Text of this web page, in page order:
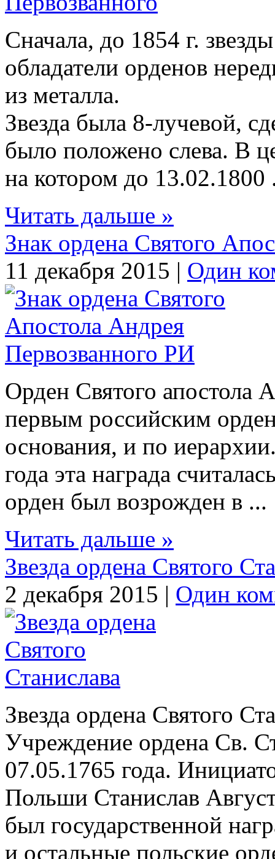
Сначала, до 1854 г.
обладатели орденов
из металла.
Звезда была 8-лучевой,
было положено слева. В
на котором до 13.02.1800
Читать дальше »
Знак ордена Святого
11 декабря 2015 | Один
Орден Святого апостола
первым российским
основания, и по
года эта награда
орден был возрожден в ...
Читать дальше »
Звезда ордена Святого
2 декабря 2015 | Один
Звезда ордена Святого
Учреждение ордена Св.
07.05.1765 года.
Польши Станислав
был государственной
и остальные польские